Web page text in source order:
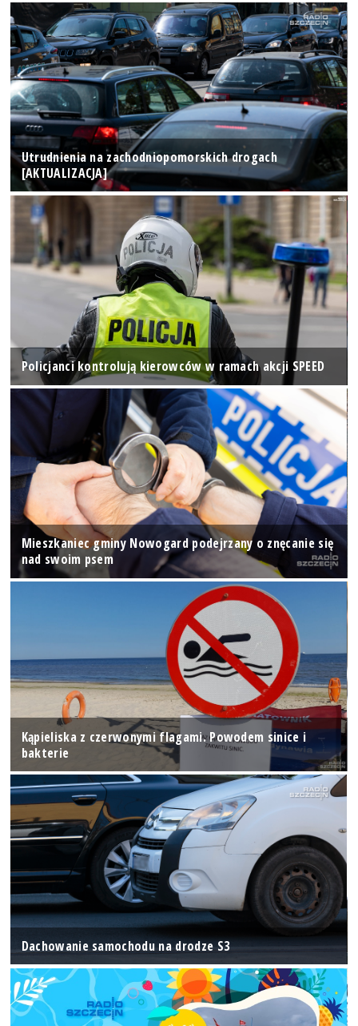
Utrudnienia na zachodniopomorskich drogach
[AKTUALIZACJA]
Policjanci kontrolują kierowców w ramach akcji SPEED
Mieszkaniec gminy Nowogard podejrzany o znęcanie się
nad swoim psem
Kąpieliska z czerwonymi flagami. Powodem sinice i
bakterie
Dachowanie samochodu na drodze S3